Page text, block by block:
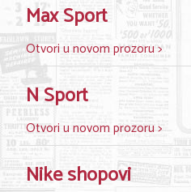
KONTAKT
O NAMA
Max Sport
Otvori u novom prozoru >
N Sport
Otvori u novom prozoru >
Nike shopovi